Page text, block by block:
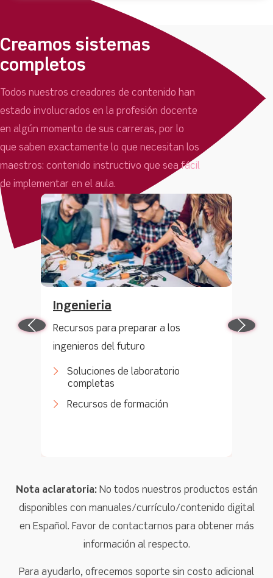
Creamos sistemas
completos
Todos nuestros creadores de contenido han
estado involucrados en la profesión docente
en algún momento de sus carreras, por lo
que saben exactamente lo que necesitan los
maestros: contenido instructivo que sea fácil
de implementar en el aula.
Ingenieria
Recursos para preparar a los
ingenieros del futuro
Soluciones de laboratorio
completas
Recursos de formación
Previous Next
Nota aclaratoria:No todos nuestros productos están
disponibles con manuales/currículo/contenido digital
en Español. Favor de contactarnos para obtener más
información al respecto.
Para ayudarlo, ofrecemos soporte sin costo adicional